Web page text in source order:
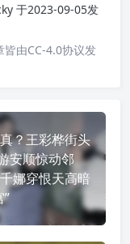
于2023-09-05发
由CC-4.0协议发
？王彩桦街头
安顺惊动邻
娜穿恨天高暗
”